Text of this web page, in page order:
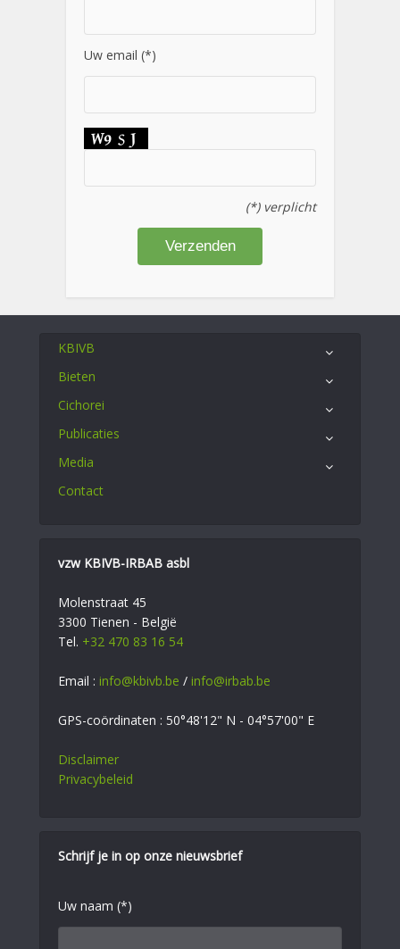
Uw email (*)
(*) verplicht
KBIVB
Bieten
Cichorei
Publicaties
Media
Contact
vzw KBIVB-IRBAB asbl
Molenstraat 45
3300 Tienen - België
Tel. +32 470 83 16 54
Email : info@kbivb.be / info@irbab.be
GPS-coördinaten : 50°48'12" N - 04°57'00" E
Disclaimer
Privacybeleid
Schrijf je in op onze nieuwsbrief
Uw naam (*)